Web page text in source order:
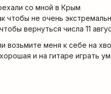
со мной в Крым
чтобы не очень
вернуться числа 11
возьмите меня к себе на
и на гитаре играть